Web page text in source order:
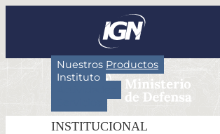
Nuestros Productos
Instituto
INSTITUCIONAL